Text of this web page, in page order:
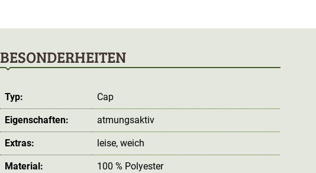
BESONDERHEITEN
Typ: Cap
Eigenschaften: atmungsaktiv
Extras: leise, weich
Material: 100 % Polyester